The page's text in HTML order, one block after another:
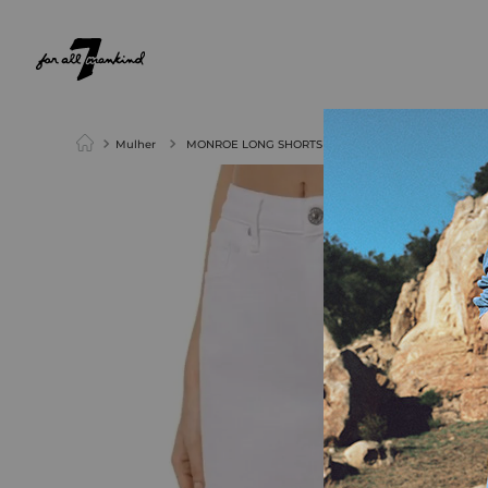
Mulher MONROE LONG SHORTS SNOW WHITE